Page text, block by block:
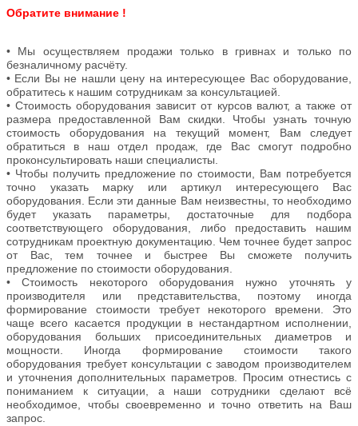
Обратите внимание !
• Мы осуществляем продажи только в гривнах и только по
безналичному расчёту.
• Если Вы не нашли цену на интересующее Вас оборудование,
обратитесь к нашим сотрудникам за консультацией.
• Стоимость оборудования зависит от курсов валют, а также от
размера предоставленной Вам скидки. Чтобы узнать точную
стоимость оборудования на текущий момент, Вам следует
обратиться в наш отдел продаж, где Вас смогут подробно
проконсультировать наши специалисты.
• Чтобы получить предложение по стоимости, Вам потребуется
точно указать марку или артикул интересующего Вас
оборудования. Если эти данные Вам неизвестны, то необходимо
будет указать параметры, достаточные для подбора
соответствующего оборудования, либо предоставить нашим
сотрудникам проектную документацию. Чем точнее будет запрос
от Вас, тем точнее и быстрее Вы сможете получить
предложение по стоимости оборудования.
• Стоимость некоторого оборудования нужно уточнять у
производителя или представительства, поэтому иногда
формирование стоимости требует некоторого времени. Это
чаще всего касается продукции в нестандартном исполнении,
оборудования больших присоединительных диаметров и
мощности. Иногда формирование стоимости такого
оборудования требует консультации с заводом производителем
и уточнения дополнительных параметров. Просим отнестись с
пониманием к ситуации, а наши сотрудники сделают всё
необходимое, чтобы своевременно и точно ответить на Ваш
запрос.